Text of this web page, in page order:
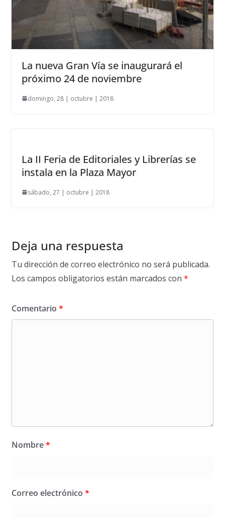
La nueva Gran Vía se inaugurará el
próximo 24 de noviembre
domingo, 28 | octubre | 2018
La II Feria de Editoriales y Librerías se
instala en la Plaza Mayor
sábado, 27 | octubre | 2018
Deja una respuesta
Tu dirección de correo electrónico no será publicada.
Los campos obligatorios están marcados con *
Comentario *
Nombre*
Correo electrónico *